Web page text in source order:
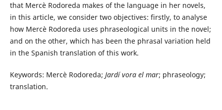
that Mercè Rodoreda makes of the language in her novels,
in this article, we consider two objectives: firstly, to analyse
how Mercè Rodoreda uses phraseological units in the novel;
and on the other, which has been the phrasal variation held
in the Spanish translation of this work.
Keywords: Mercè Rodoreda; Jardí vora el mar; phraseology;
translation.